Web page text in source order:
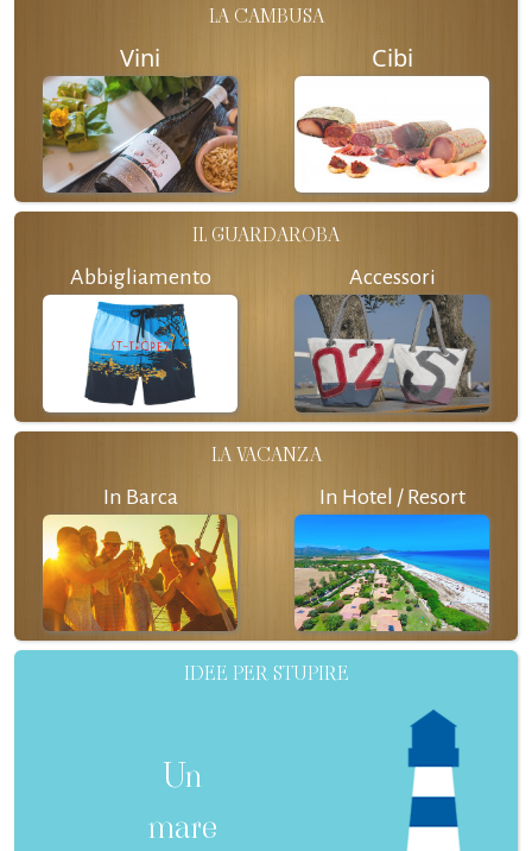
LA CAMBUSA
Vini Cibi
IL GUARDAROBA
Abbigliamento Accessori
LA VACANZA
In Barca In Hotel / Resort
IDEE PER STUPIRE
Un
mare